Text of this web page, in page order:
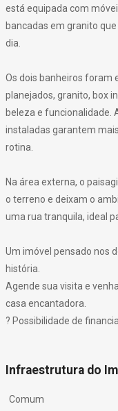
está equipada com
bancadas em granito
dia.
Os dois banheiros foram
planejados, granito, box
beleza e funcionalidade.
instaladas garantem
rotina.
Na área externa, o
o terreno e deixam o
uma rua tranquila, ideal
Um imóvel pensado nos
história.
Agende sua visita e
casa encantadora.
? Possibilidade de
Infraestrutura do
Comum